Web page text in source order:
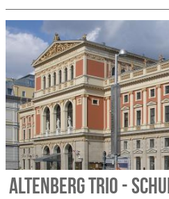
Altenberg Trio -